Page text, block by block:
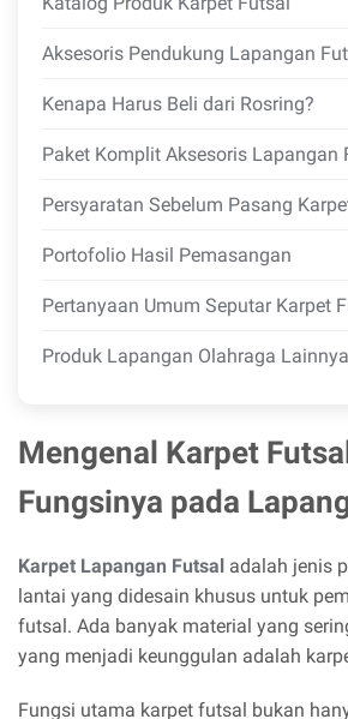
Aksesoris Pendukung Lapangan
Kenapa Harus Beli dari Rosring?
Paket Komplit Aksesoris Lapangan
Persyaratan Sebelum Pasang
Portofolio Hasil Pemasangan
Pertanyaan Umum Seputar Karpet
Produk Lapangan Olahraga Lainnya
Mengenal Karpet
Fungsinya pada
Karpet Lapangan Futsal adalah jenis
lantai yang didesain khusus untuk
futsal. Ada banyak material yang
yang menjadi keunggulan adalah
Fungsi utama karpet futsal bukan